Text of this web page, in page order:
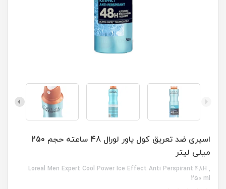
اسپری ضد تعریق کول پاور لورال 48 ساعته حجم 250
میلی لیتر
Loreal Men Expert Cool Power Ice Effect Anti Perspirant 48H ,
250 ml